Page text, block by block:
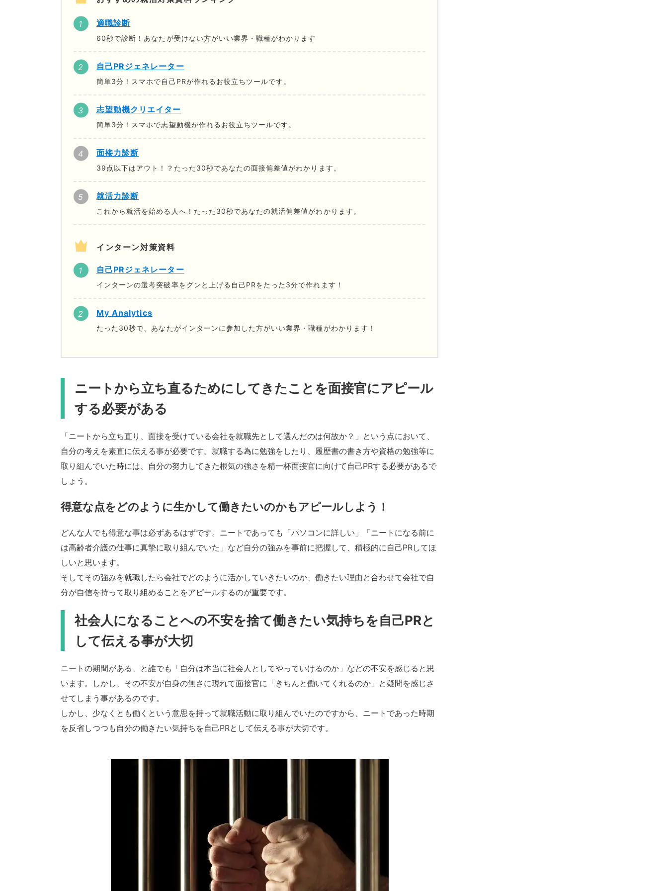
適職診断
60秒で診断！あなたが受けない方がいい業界・職種がわかります
自己PRジェネレーター
簡単3分！スマホで自己PRが作れるお役立ちツールです。
志望動機クリエイター
簡単3分！スマホで志望動機が作れるお役立ちツールです。
面接力診断
39点以下はアウト！？たった30秒であなたの面接偏差値がわかります。
就活力診断
これから就活を始める人へ！たった30秒であなたの就活偏差値がわかります。
インターン対策資料
自己PRジェネレーター
インターンの選考突破率をグンと上げる自己PRをたった3分で作れます！
My Analytics
たった30秒で、あなたがインターンに参加した方がいい業界・職種がわかります！
ニートから立ち直るためにしてきたことを面接官にアピール
する必要がある
「ニートから立ち直り、面接を受けている会社を就職先として選んだのは何故か？」という点において、
自分の考えを素直に伝える事が必要です。就職する為に勉強をしたり、履歴書の書き方や資格の勉強等に
取り組んでいた時には、自分の努力してきた根気の強さを精一杯面接官に向けて自己PRする必要があるで
しょう。
得意な点をどのように生かして働きたいのかもアピールしよう！
どんな人でも得意な事は必ずあるはずです。ニートであっても「パソコンに詳しい」「ニートになる前に
は高齢者介護の仕事に真摯に取り組んでいた」など自分の強みを事前に把握して、積極的に自己PRしてほ
しいと思います。
そしてその強みを就職したら会社でどのように活かしていきたいのか、働きたい理由と合わせて会社で自
分が自信を持って取り組めることをアピールするのが重要です。
社会人になることへの不安を捨て働きたい気持ちを自己PRと
して伝える事が大切
ニートの期間がある、と誰でも「自分は本当に社会人としてやっていけるのか」などの不安を感じると思
います。しかし、その不安が自身の無さに現れて面接官に「きちんと働いてくれるのか」と疑問を感じさ
せてしまう事があるのです。
しかし、少なくとも働くという意思を持って就職活動に取り組んでいたのですから、ニートであった時期
を反省しつつも自分の働きたい気持ちを自己PRとして伝える事が大切です。